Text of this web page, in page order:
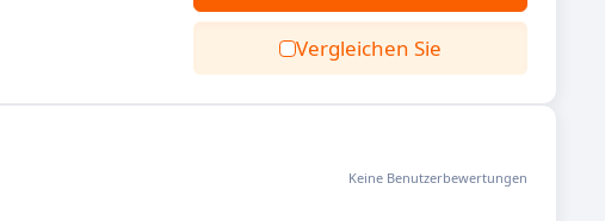
Vergleichen Sie
Keine Benutzerbewertungen